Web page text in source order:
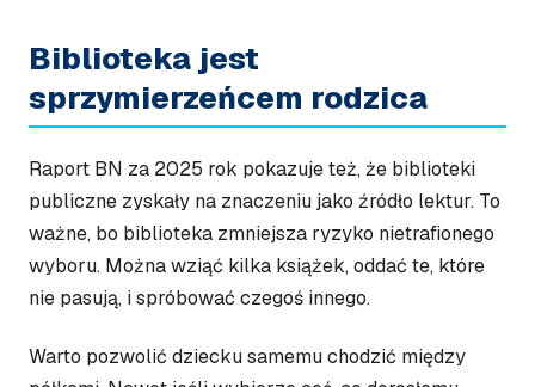
Biblioteka jest
sprzymierzeńcem rodzica
Raport BN za 2025 rok pokazuje też, że biblioteki
publiczne zyskały na znaczeniu jako źródło lektur. To
ważne, bo biblioteka zmniejsza ryzyko nietrafionego
wyboru. Można wziąć kilka książek, oddać te, które
nie pasują, i spróbować czegoś innego.
Warto pozwolić dziecku samemu chodzić między